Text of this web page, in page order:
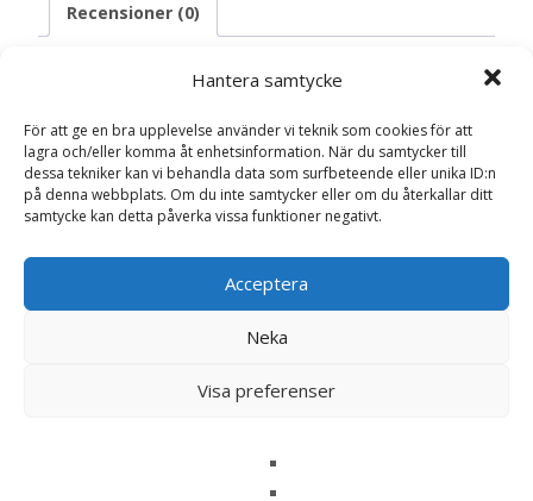
Hantera samtycke
För att ge en bra upplevelse använder vi teknik som cookies för att
lagra och/eller komma åt enhetsinformation. När du samtycker till
dessa tekniker kan vi behandla data som surfbeteende eller unika ID:n
på denna webbplats. Om du inte samtycker eller om du återkallar ditt
samtycke kan detta påverka vissa funktioner negativt.
Acceptera
Neka
Visa preferenser
Recensioner (0)
Det finns inga recensioner än.
Bli först med att recensera ”Pipsy
Kyckling, Soft Cuddly Friends – Steiff